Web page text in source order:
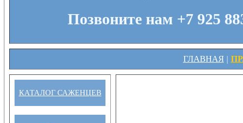
Позвоните нам +7 925
ГЛАВНАЯ|
КАТАЛОГ САЖЕНЦЕВ